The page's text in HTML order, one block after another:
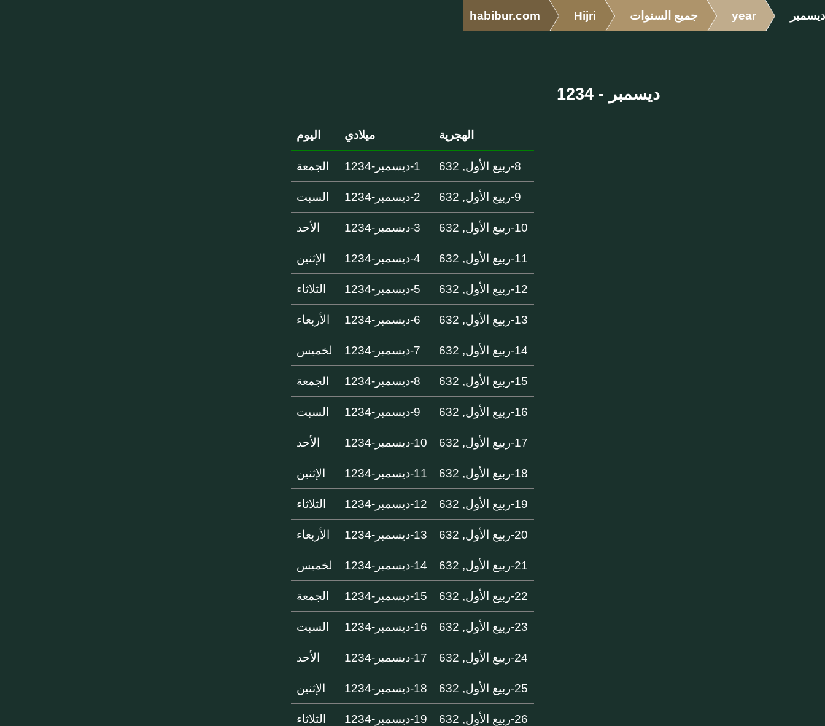
habibur.com Hijri جميع السنوات year ديسمبر
ديسمبر - 1234
الهجرية ميلادي اليوم
8-ربيع الأول, 632 1-ديسمبر-1234 الجمعة
9-ربيع الأول, 632 2-ديسمبر-1234 السبت
10-ربيع الأول, 632 3-ديسمبر-1234 الأحد
11-ربيع الأول, 632 4-ديسمبر-1234 الإثنين
12-ربيع الأول, 632 5-ديسمبر-1234 الثلاثاء
13-ربيع الأول, 632 6-ديسمبر-1234 الأربعاء
14-ربيع الأول, 632 7-ديسمبر-1234 لخميس
15-ربيع الأول, 632 8-ديسمبر-1234 الجمعة
16-ربيع الأول, 632 9-ديسمبر-1234 السبت
17-ربيع الأول, 632 10-ديسمبر-1234 الأحد
18-ربيع الأول, 632 11-ديسمبر-1234 الإثنين
19-ربيع الأول, 632 12-ديسمبر-1234 الثلاثاء
20-ربيع الأول, 632 13-ديسمبر-1234 الأربعاء
21-ربيع الأول, 632 14-ديسمبر-1234 لخميس
22-ربيع الأول, 632 15-ديسمبر-1234 الجمعة
23-ربيع الأول, 632 16-ديسمبر-1234 السبت
24-ربيع الأول, 632 17-ديسمبر-1234 الأحد
25-ربيع الأول, 632 18-ديسمبر-1234 الإثنين
26-ربيع الأول, 632 19-ديسمبر-1234 الثلاثاء